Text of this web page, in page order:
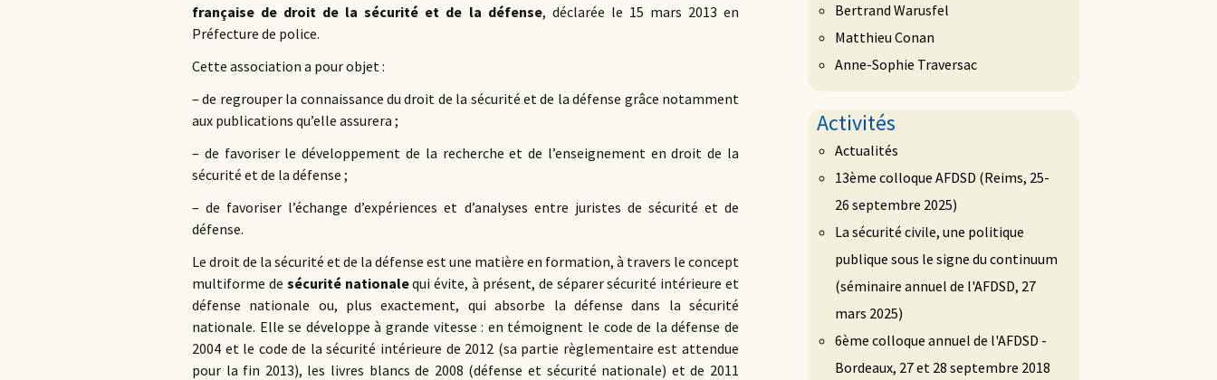
française de droit de la sécurité et de la défense, déclarée le 15 mars 2013 en
Préfecture de police.
Cette association a pour objet :
– de regrouper la connaissance du droit de la sécurité et de la défense grâce notamment
aux publications qu’elle assurera ;
– de favoriser le développement de la recherche et de l’enseignement en droit de la
sécurité et de la défense ;
– de favoriser l’échange d’expériences et d’analyses entre juristes de sécurité et de
défense.
Le droit de la sécurité et de la défense est une matière en formation, à travers le concept
multiforme de sécurité nationalequi évite, à présent, de séparer sécurité intérieure et
défense nationale ou, plus exactement, qui absorbe la défense dans la sécurité
nationale. Elle se développe à grande vitesse : en témoignent le code de la défense de
2004 et le code de la sécurité intérieure de 2012 (sa partie règlementaire est attendue
pour la fin 2013), les livres blancs de 2008 (défense et sécurité nationale) et de 2011
Bertrand Warusfel
Matthieu Conan
Anne-Sophie Traversac
Activités
Actualités
13ème colloque AFDSD (Reims, 25-
26 septembre 2025)
La sécurité civile, une politique
publique sous le signe du continuum
(séminaire annuel de l'AFDSD, 27
mars 2025)
6ème colloque annuel de l'AFDSD -
Bordeaux, 27 et 28 septembre 2018